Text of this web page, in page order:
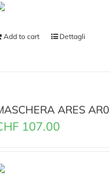
Add to cart Dettagli
ARES
107.00